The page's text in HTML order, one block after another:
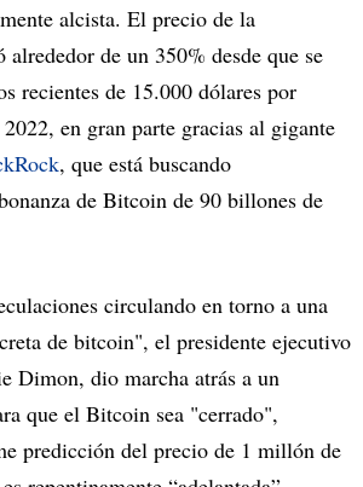
alcista. El precio de la
de un 350% desde que se
recientes de 15.000 dólares por
en gran parte gracias al gigante
, que está buscando
de Bitcoin de 90 billones de
circulando en torno a una
de bitcoin", el presidente ejecutivo
Dimon, dio marcha atrás a un
que el Bitcoin sea "cerrado",
predicción del precio de 1 millón de